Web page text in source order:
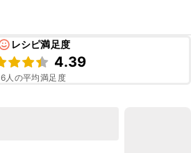
レシピ満足度
4.39
6人の平均満足度